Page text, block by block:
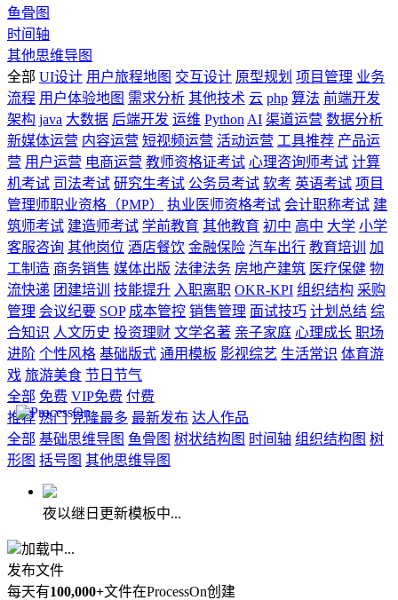
鱼骨图
时间轴
其他思维导图
全部 UI设计 用户旅程地图 交互设计 原型规划 项目管理 业务
流程 用户体验地图 需求分析 其他技术 云 php 算法 前端开发
架构 java 大数据 后端开发 运维 Python AI 渠道运营 数据分析
新媒体运营 内容运营 短视频运营 活动运营 工具推荐 产品运
营 用户运营 电商运营 教师资格证考试 心理咨询师考试 计算
机考试 司法考试 研究生考试 公务员考试 软考 英语考试 项目
管理师职业资格（PMP）
执业医师资格考试 会计职称考试 建
筑师考试 建造师考试 学前教育 其他教育 初中 高中 大学 小学
客服咨询 其他岗位 酒店餐饮 金融保险 汽车出行 教育培训
加
工制造 商务销售 媒体出版 法律法务 房地产建筑 医疗保健 物
流快递 团建培训 技能提升 入职离职 OKR-KPI 组织结构 采购
管理 会议纪要 SOP 成本管控 销售管理 面试技巧 计划总结 综
合知识 人文历史 投资理财 文学名著 亲子家庭 心理成长 职场
进阶 个性风格 基础版式 通用模板 影视综艺 生活常识 体育游
戏 旅游美食 节日节气
全部 免费 VIP免费 付费
推荐 热门 克隆最多 最新发布 达人作品
全部 基础思维导图 鱼骨图 树状结构图 时间轴 组织结构图 树
形图 括号图 其他思维导图
夜以继日更新模板中...
加载中...
发布文件
每天有100,000+文件在ProcessOn创建